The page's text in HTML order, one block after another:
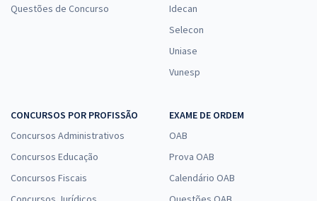
Questões de Concurso
Idecan
Selecon
Uniase
Vunesp
CONCURSOS POR PROFISSÃO
Concursos Administrativos
Concursos Educação
Concursos Fiscais
EXAME DE ORDEM
OAB
Prova OAB
Calendário OAB